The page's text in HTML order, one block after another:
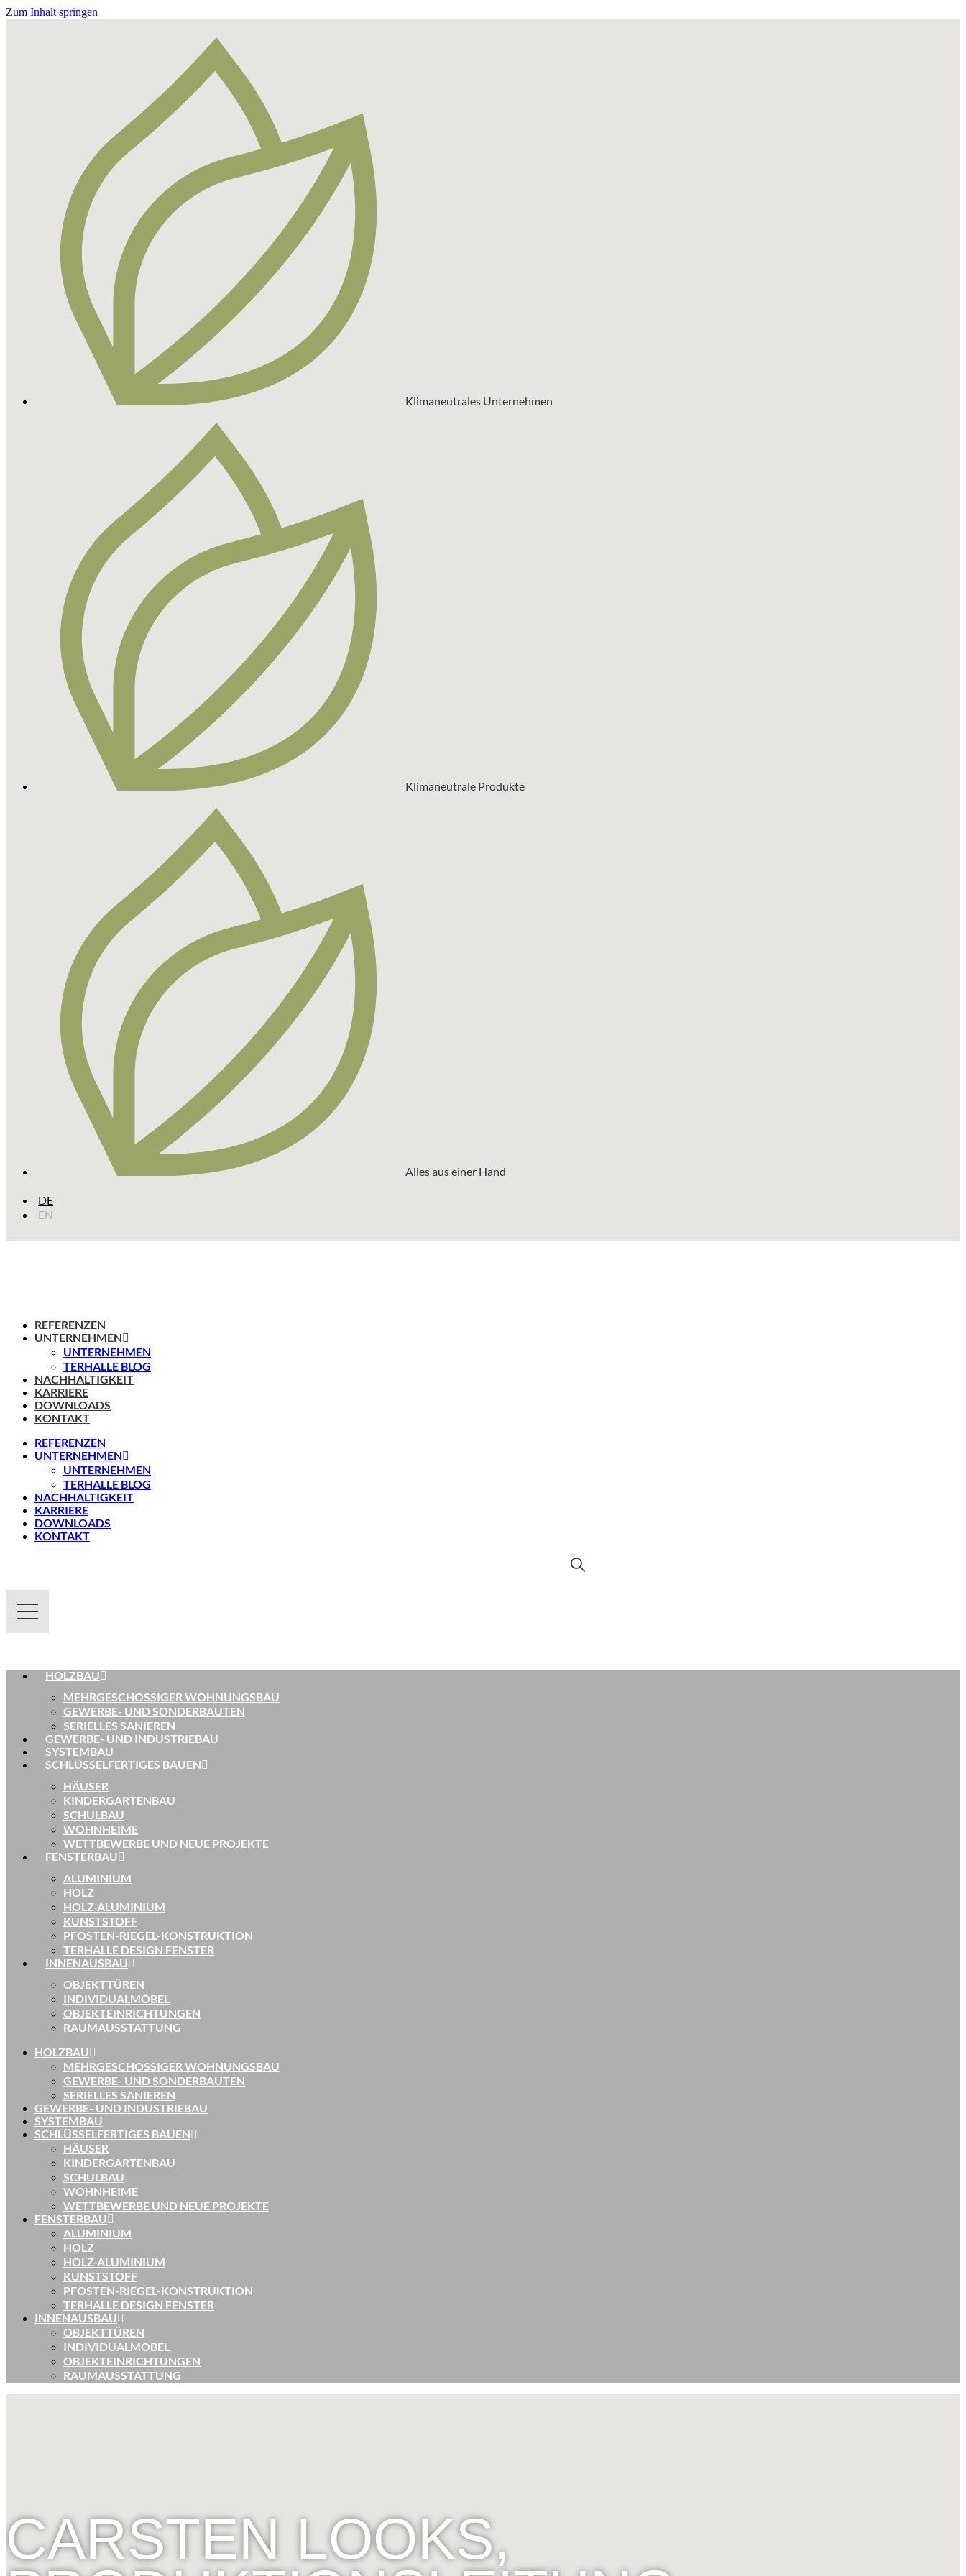
Zum Inhalt springen
Klimaneutrales Unternehmen
Klimaneutrale Produkte
Alles aus einer Hand
DE
EN
REFERENZEN
UNTERNEHMEN
UNTERNEHMEN
TERHALLE BLOG
NACHHALTIGKEIT
KARRIERE
DOWNLOADS
KONTAKT
REFERENZEN
UNTERNEHMEN
UNTERNEHMEN
TERHALLE BLOG
NACHHALTIGKEIT
KARRIERE
DOWNLOADS
KONTAKT
HOLZBAU
MEHRGESCHOSSIGER WOHNUNGSBAU
GEWERBE- UND SONDERBAUTEN
SERIELLES SANIEREN
GEWERBE- UND INDUSTRIEBAU
SYSTEMBAU
SCHLÜSSELFERTIGES BAUEN
HÄUSER
KINDERGARTENBAU
SCHULBAU
WOHNHEIME
WETTBEWERBE UND NEUE PROJEKTE
FENSTERBAU
ALUMINIUM
HOLZ
HOLZ-ALUMINIUM
KUNSTSTOFF
PFOSTEN-RIEGEL-KONSTRUKTION
TERHALLE DESIGN FENSTER
INNENAUSBAU
OBJEKTTÜREN
INDIVIDUALMÖBEL
OBJEKTEINRICHTUNGEN
RAUMAUSSTATTUNG
HOLZBAU
MEHRGESCHOSSIGER WOHNUNGSBAU
GEWERBE- UND SONDERBAUTEN
SERIELLES SANIEREN
GEWERBE- UND INDUSTRIEBAU
SYSTEMBAU
SCHLÜSSELFERTIGES BAUEN
HÄUSER
KINDERGARTENBAU
SCHULBAU
WOHNHEIME
WETTBEWERBE UND NEUE PROJEKTE
FENSTERBAU
ALUMINIUM
HOLZ
HOLZ-ALUMINIUM
KUNSTSTOFF
PFOSTEN-RIEGEL-KONSTRUKTION
TERHALLE DESIGN FENSTER
INNENAUSBAU
OBJEKTTÜREN
INDIVIDUALMÖBEL
OBJEKTEINRICHTUNGEN
RAUMAUSSTATTUNG
CARSTEN LOOKS,